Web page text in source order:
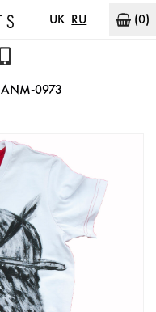
UK RU (0)
ANM-0973